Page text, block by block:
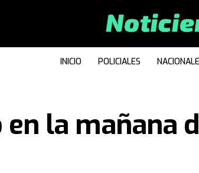
INICIO POLICIALES
la mañana